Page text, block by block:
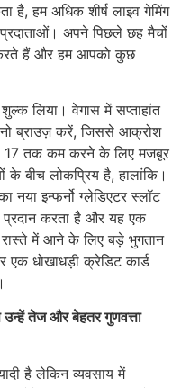
है, हम अधिक शीर्ष लाइव गेमिंग
अपने पिछले छह मैचों
हैं और हम आपको कुछ
लिया। वेगास में सप्ताहांत
ब्राउज़ करें, जिससे आक्रोश
17 तक कम करने के लिए मजबूर
के बीच लोकप्रिय है, हालांकि।
नया इन्फर्नो ग्लेडिएटर स्लॉट
प्रदान करता है और यह एक
में आने के लिए बड़े भुगतान
एक धोखाधड़ी क्रेडिट कार्ड
तेज और बेहतर गुणवत्ता
है लेकिन व्यवसाय में